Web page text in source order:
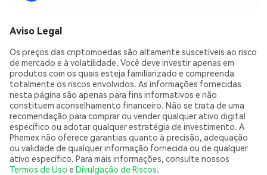
Aviso Legal
Os preços das criptomoedas são altamente suscetíveis ao risco
de mercado e à volatilidade. Você deve investir apenas em
produtos com os quais esteja familiarizado e compreenda
totalmente os riscos envolvidos. As informações fornecidas
nesta página são apenas para fins informativos e não
constituem aconselhamento financeiro. Não se trata de uma
recomendação para comprar ou vender qualquer ativo digital
específico ou adotar qualquer estratégia de investimento. A
Phemex não oferece garantias quanto à precisão, adequação
ou validade de qualquer informação fornecida ou de qualquer
ativo específico. Para mais informações, consulte nossos
Termos de Uso e Divulgação de Riscos.